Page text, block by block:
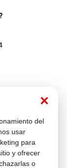
×
del
usar
para
y ofrecer
o